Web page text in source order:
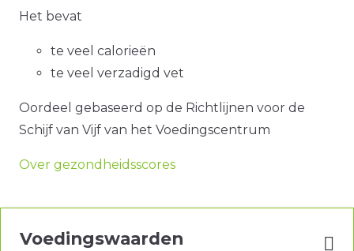
Het bevat
te veel calorieën
te veel verzadigd vet
Oordeel gebaseerd op de Richtlijnen voor de
Schijf van Vijf van het Voedingscentrum
Over gezondheidsscores
Voedingswaarden